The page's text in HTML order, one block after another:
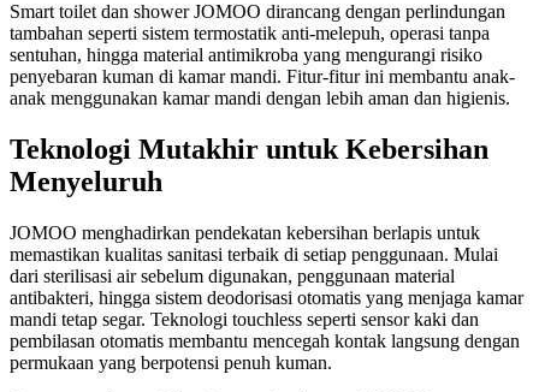
Smart toilet dan shower JOMOO dirancang dengan perlindungan
tambahan seperti sistem termostatik anti-melepuh, operasi tanpa
sentuhan, hingga material antimikroba yang mengurangi risiko
penyebaran kuman di kamar mandi. Fitur-fitur ini membantu anak-
anak menggunakan kamar mandi dengan lebih aman dan higienis.
Teknologi Mutakhir untuk Kebersihan
Menyeluruh
JOMOO menghadirkan pendekatan kebersihan berlapis untuk
memastikan kualitas sanitasi terbaik di setiap penggunaan. Mulai
dari sterilisasi air sebelum digunakan, penggunaan material
antibakteri, hingga sistem deodorisasi otomatis yang menjaga kamar
mandi tetap segar. Teknologi touchless seperti sensor kaki dan
pembilasan otomatis membantu mencegah kontak langsung dengan
permukaan yang berpotensi penuh kuman.